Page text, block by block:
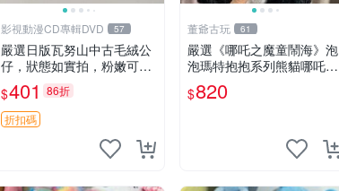
影視動漫CD專輯DVD 57
嚴選日版瓦努山中古毛絨公
仔，狀態如實拍，粉嫩可愛
粉絲必備。中古珍藏保管精
細，紙箱氣泡膜包裝妥帖送
達。 中古玩偶 玩具 毛絨公
仔
$401 86折
折扣碼
董爺古玩 61
嚴選《哪吒之魔童鬧海》泡
泡瑪特抱抱系列熊貓哪吒搪
膠臉毛絨， STATE：如圖顯
示 哪吒 毛絨公仔 泡泡瑪特
$820